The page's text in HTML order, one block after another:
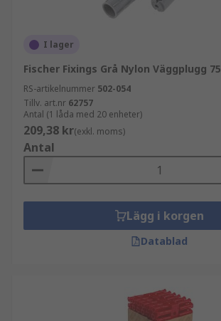
I lager
Fischer Fixings Grå Nylon Väggplugg
RS-artikelnummer 502-054
Tillv. art.nr 62757
Antal (1 låda med 20 enheter)
209,38 kr(exkl. moms)
Antal
Lägg i korgen
Datablad